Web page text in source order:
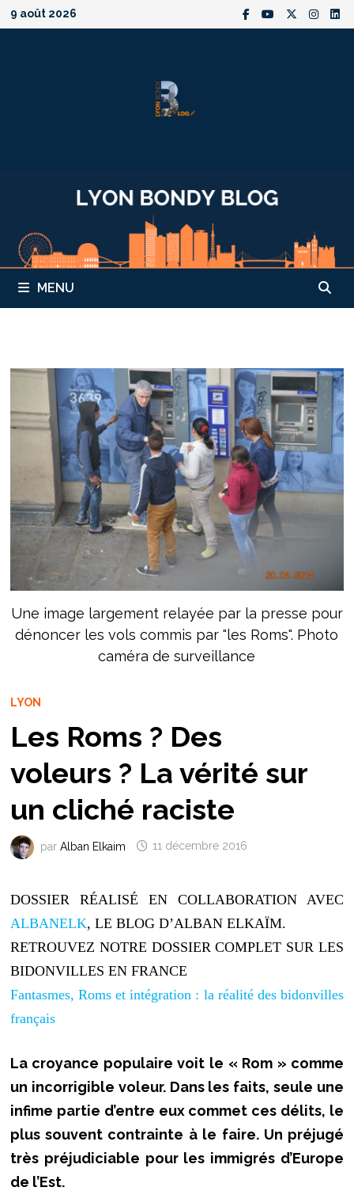
Passer
au
9 août 2026
MENU
Une image largement relayée par la presse pour
dénoncer les vols commis par "les Roms". Photo
caméra de surveillance
LYON
Les Roms ? Des
voleurs ? La vérité sur
un cliché raciste
par Alban Elkaim 11 décembre 2016
DOSSIER RÉALISÉ EN COLLABORATION AVEC
ALBANELK, LE BLOG D’ALBAN ELKAÏM.
RETROUVEZ NOTRE DOSSIER COMPLET SUR LES
BIDONVILLES EN FRANCE
Fantasmes, Roms et intégration : la réalité des bidonvilles
français
La croyance populaire voit le « Rom » comme
un incorrigible voleur. Dans les faits, seule une
infime partie d’entre eux commet ces délits, le
plus souvent contrainte à le faire. Un préjugé
très préjudiciable pour les immigrés d’Europe
de l’Est.